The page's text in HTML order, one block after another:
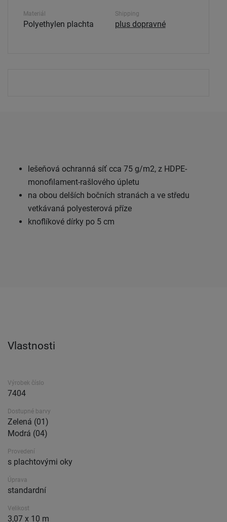
Materiál
Polyethylen plachta
Shipping
plus dopravné
lešeňová ochranná síť cca 75 g/m2, z HDPE-
monofilament-rašlového úpletu
na obou delších bočních stranách a ve středu
vetkávaná polyesterová příze
knoflíkové dírky po 5 cm
Vlastnosti
Výrobek číslo
7404
Dostupné barvy
Zelená (01)
Modrá (04)
Provedení
s plachtovými oky
Úprava
standardní
Velikost
3,07 x 10 m